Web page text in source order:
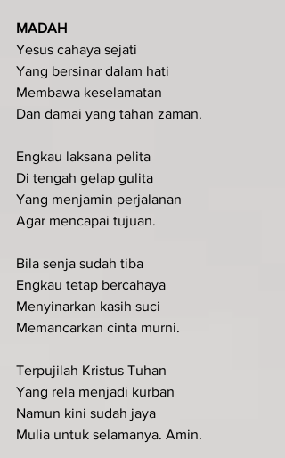
MADAH
Yesus cahaya sejati
Yang bersinar dalam hati
Membawa keselamatan
Dan damai yang tahan zaman.
Engkau laksana pelita
Di tengah gelap gulita
Yang menjamin perjalanan
Agar mencapai tujuan.
Bila senja sudah tiba
Engkau tetap bercahaya
Menyinarkan kasih suci
Memancarkan cinta murni.
Terpujilah Kristus Tuhan
Yang rela menjadi kurban
Namun kini sudah jaya
Mulia untuk selamanya. Amin.